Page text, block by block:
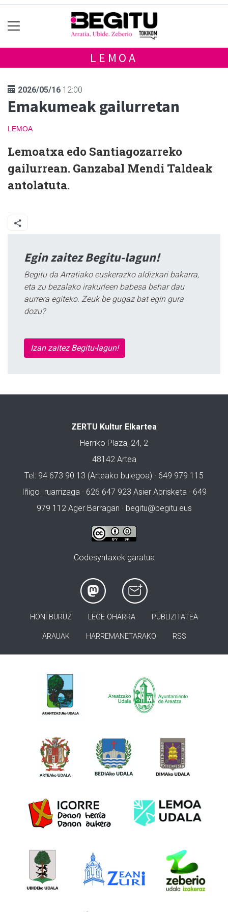
LEMOA
2026/05/16 12:00
Emakumeak gailurretan
LEMOA
Lemoatxa edo Santiagozarreko
gailurrean. Ganzabal Mendi Taldeak
antolatuta.
Egin zaitez Begitu-lagun!
Begitu da Arratiako euskerazko aldizkari bakarra,
eta zu bezalako irakurleen babesa behar dau
aurrera egiteko. Zeuk be gugaz bat egin gura
dozu?
Izan zaitez Begitu-lagun!
ZERTU Kultur Elkartea
Herriko Plaza, 24, 2
48142 Artea
Tel: 94 673 90 13 (Arteako bulegoa) · 649 979 115
Iñigo Iruarrizaga · 626 647 923 Asier Abrisketa · 649
979 112 Ager Barragan · begitu@begitu.eus
Codesyntaxek garatua
HONI BURUZ LEGE OHARRA PUBLIZITATEA
ARAUAK HARREMANETARAKO RSS